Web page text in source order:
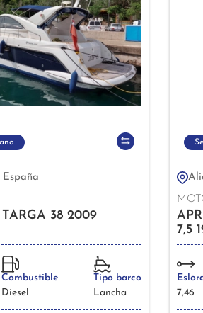
España
38 2009
Combustible
Diesel
Tipo barco
Lancha
7,5
7,46